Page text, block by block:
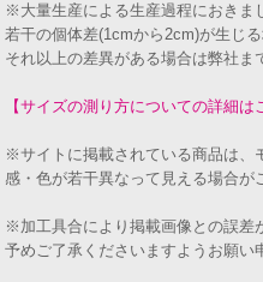
※大量生産による生産過程におきま
若干の個体差(1cmから2cm)が生じる
それ以上の差異がある場合は弊社ま
【サイズの測り方についての詳細は
※サイトに掲載されている商品は、
感・色が若干異なって見える場合が
※加工具合により掲載画像との誤差
予めご了承くださいますようお願い